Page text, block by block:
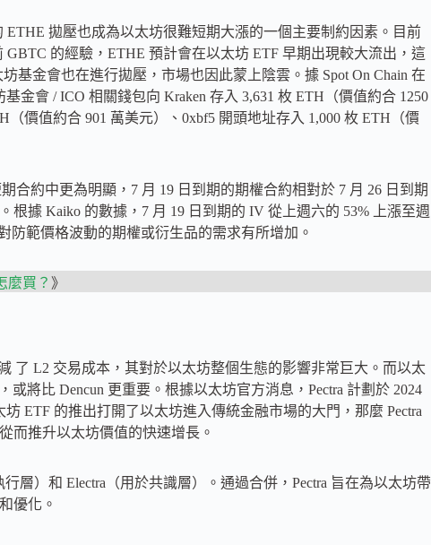
拋壓也成為以太坊很難短期大漲的一個主要制約因素。目前
的經驗，ETHE 預計會在以太坊 ETF 早期出現較大流出，這
基金會也在進行拋壓，市場也因此蒙上陰雲。據 Spot On Chain 在
金會 / ICO 相關錢包向 Kraken 存入 3,631 枚 ETH（價值約合 1250
價值約合 901 萬美元）、0xbf5 開頭地址存入 1,000 枚 ETH（價
合約中更為明顯，7 月 19 日到期的期權合約相對於 7 月 26 日到期
據 Kaiko 的數據，7 月 19 日到期的 IV 從上週六的 53% 上漲至週
防範價格波動的期權或衍生品的需求有所增加。
麼買？ 》
了 L2 交易成本，其對於以太坊整個生態的影響非常巨大。而以太
將比 Dencun 更重要。根據以太坊官方消息，Pectra 計劃於 2024
ETF 的推出打開了以太坊進入傳統金融市場的大門，那麼 Pectra
而推升以太坊價值的快速增長。
層）和 Electra（用於共識層）。通過合併，Pectra 旨在為以太坊帶
優化。